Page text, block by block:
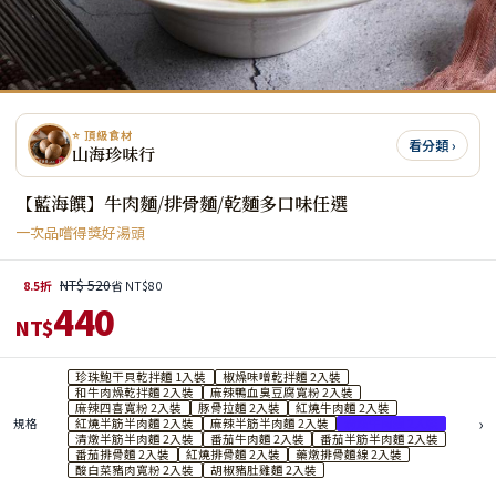
⭐ 頂級食材
山海珍味行 看分類 ›
【藍海饌】牛肉麵/排骨麵/乾麵多口味任選
一次品嚐得獎好湯頭
8.5折 NT$ 520省 NT$80
NT$440
規格
珍珠鮑干貝乾拌麵 1入裝
椒燥味噌乾拌麵 2入裝
和牛肉燥乾拌麵 2入裝
麻辣鴨血臭豆腐寬粉 2入裝
麻辣四喜寬粉 2入裝
豚骨拉麵 2入裝
紅燒牛肉麵 2入裝
紅燒半筋半肉麵 2入裝
麻辣半筋半肉麵 2入裝
清燉半筋半肉麵 2入裝
番茄牛肉麵 2入裝
番茄半筋半肉麵 2入裝
番茄排骨麵 2入裝
紅燒排骨麵 2入裝
藥燉排骨麵線 2入裝
酸白菜豬肉寬粉 2入裝
胡椒豬肚雞麵 2入裝
›